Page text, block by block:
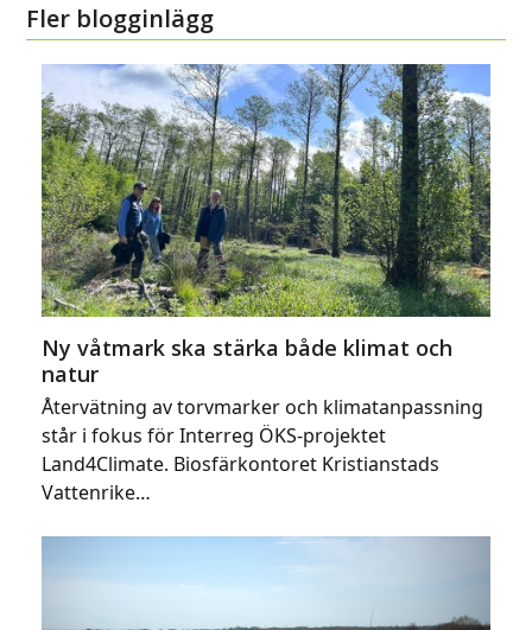
Fler blogginlägg
Ny våtmark ska stärka både klimat och
natur
Återvätning av torvmarker och klimatanpassning
står i fokus för Interreg ÖKS-projektet
Land4Climate. Biosfärkontoret Kristianstads
Vattenrike…